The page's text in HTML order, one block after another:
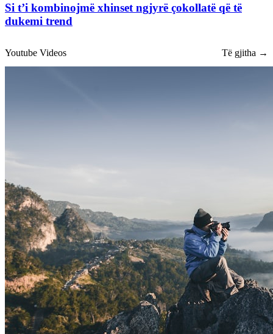
Si t’i kombinojmë xhinset ngjyrë çokollatë që të
dukemi trend
Youtube Videos Të gjitha →